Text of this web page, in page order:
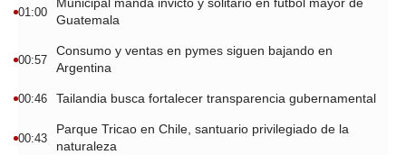
01:00
Guatemala
00:57
Consumo y ventas en pymes siguen bajando en
Argentina
00:46 Tailandia busca fortalecer transparencia gubernamental
00:43
Parque Tricao en Chile, santuario privilegiado de la
naturaleza